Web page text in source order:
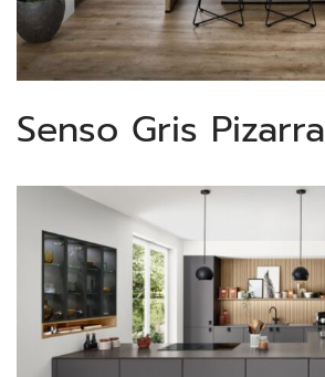
Senso Gris Pizarra